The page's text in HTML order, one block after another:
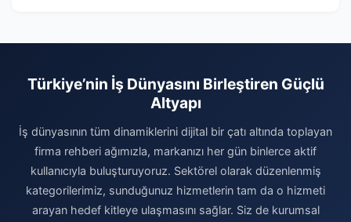
Türkiye’nin İş Dünyasını Birleştiren Güçlü
Altyapı
İş dünyasının tüm dinamiklerini dijital bir çatı altında toplayan
firma rehberi ağımızla, markanızı her gün binlerce aktif
kullanıcıyla buluşturuyoruz. Sektörel olarak düzenlenmiş
kategorilerimiz, sunduğunuz hizmetlerin tam da o hizmeti
arayan hedef kitleye ulaşmasını sağlar. Siz de kurumsal